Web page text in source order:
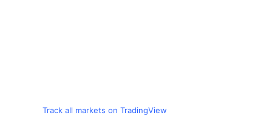
Track all markets on TradingView